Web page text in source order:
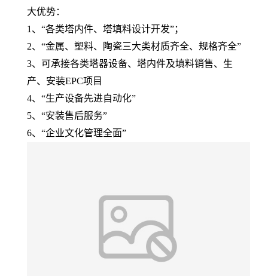
大优势：
1、“各类塔内件、塔填料设计开发”；
2、“金属、塑料、陶瓷三大类材质齐全、规格齐全”
3、可承接各类塔器设备、塔内件及填料销售、生
产、安装EPC项目
4、“生产设备先进自动化”
5、“安装售后服务”
6、“企业文化管理全面”